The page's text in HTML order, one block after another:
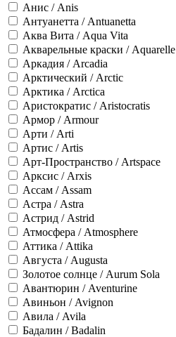
Анис / Anis
Антуанетта / Antuanetta
Аква Вита / Aqua Vita
Акварельные краски / Aquarelle
Аркадия / Arcadia
Арктический / Arctic
Арктика / Arctica
Аристократис / Aristocratis
Армор / Armour
Арти / Arti
Артис / Artis
Арт-Пространство / Artspace
Арксис / Arxis
Ассам / Assam
Астра / Astra
Астрид / Astrid
Атмосфера / Atmosphere
Аттика / Attika
Августа / Augusta
Золотое солнце / Aurum Sola
Авантюрин / Aventurine
Авиньон / Avignon
Авила / Avila
Бадалин / Badalin